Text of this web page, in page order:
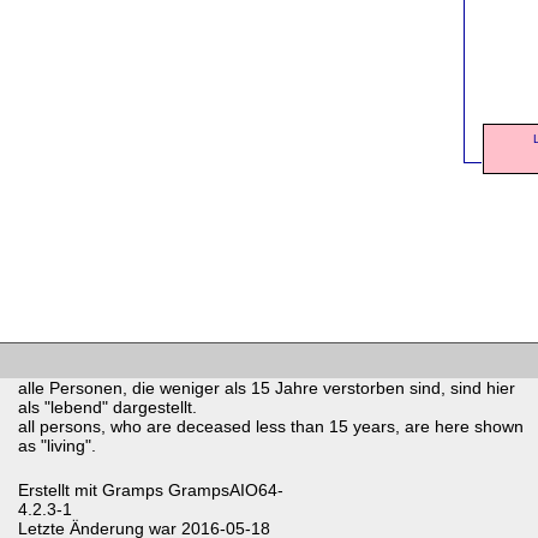
alle Personen, die weniger als 15 Jahre verstorben sind, sind hier
als "lebend" dargestellt.
all persons, who are deceased less than 15 years, are here shown
as "living".
Erstellt mit Gramps GrampsAIO64-
4.2.3-1
Letzte Änderung war 2016-05-18